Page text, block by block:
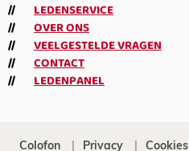
LEDENSERVICE
OVER ONS
VEELGESTELDE VRAGEN
CONTACT
LEDENPANEL
Colofon Privacy Cookies